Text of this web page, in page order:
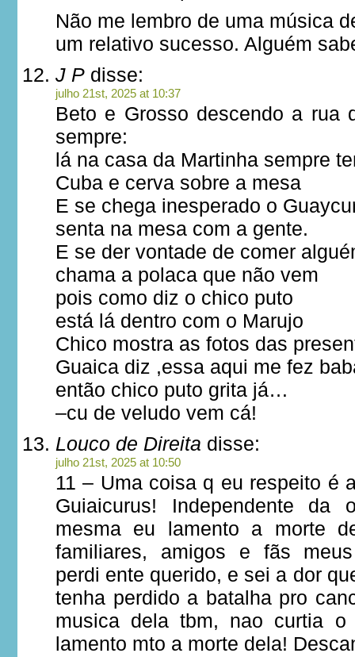
Não me lembro de uma música
um relativo sucesso. Alguém
J P disse:
julho 21st, 2025 at 10:37
Beto e Grosso descendo a rua
sempre:
lá na casa da Martinha sempre
Cuba e cerva sobre a mesa
E se chega inesperado o
senta na mesa com a gente.
E se der vontade de comer
chama a polaca que não vem
pois como diz o chico puto
está lá dentro com o Marujo
Chico mostra as fotos das
Guaica diz ,essa aqui me fez
então chico puto grita já…
–cu de veludo vem cá!
Louco de Direita disse:
julho 21st, 2025 at 10:50
11 – Uma coisa q eu respeito é
Guiaicurus! Independente da
mesma eu lamento a morte
familiares, amigos e fãs
perdi ente querido, e sei a dor
tenha perdido a batalha pro
musica dela tbm, nao curtia
lamento mto a morte dela!